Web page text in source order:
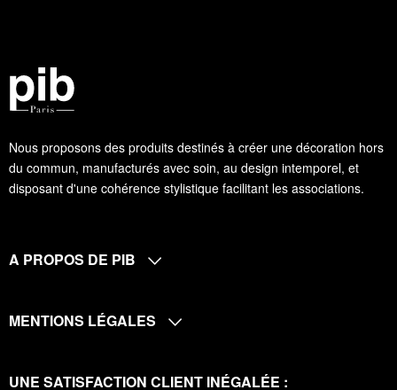
Nous proposons des produits destinés à créer une décoration hors
du commun, manufacturés avec soin, au design intemporel, et
disposant d'une cohérence stylistique facilitant les associations.
A PROPOS DE PIB
MENTIONS LÉGALES
UNE SATISFACTION CLIENT INÉGALÉE :